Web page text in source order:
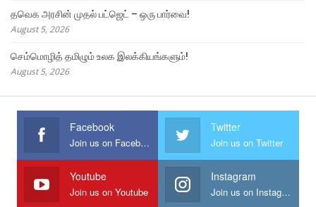
தவெக அரசின் முதல் பட்ஜெட் – ஒரு பார்வை!
August 5, 2026
செம்மொழித் தமிழும் உலக இலக்கியங்களும்!
August 5, 2026
Facebook
Join us on Facebook
Twitter
Join us on Twitter
Youtube
Join us on Youtube
Instagram
Join us on Instagram